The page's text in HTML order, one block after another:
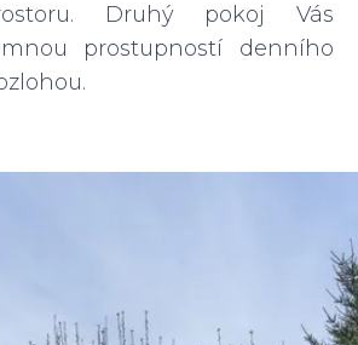
Druhý pokoj Vás
prostupností denního